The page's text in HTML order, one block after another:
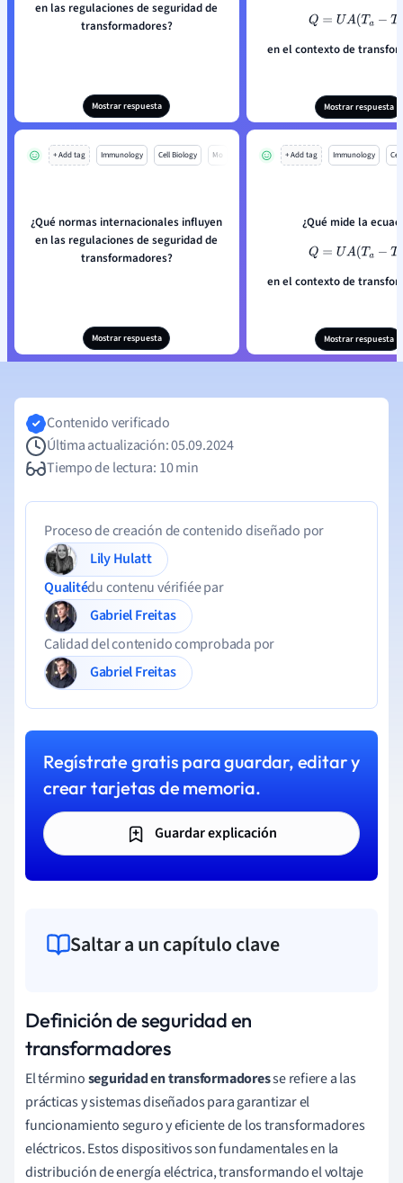
en las regulaciones de seguridad de
transformadores?
Mostrar respuesta
Q =UA(Ta− Tb )
en el contexto de
Mostrar respuesta
+ Add tag Immunology Cell Biology Mo
¿Qué normas internacionales influyen
en las regulaciones de seguridad de
transformadores?
Mostrar respuesta
+ Add tag Immunology
¿Qué mide la
Q =UA(Ta− Tb )
en el contexto de
Mostrar respuesta
Contenido verificado
Última actualización: 05.09.2024
Tiempo de lectura: 10 min
Proceso de creación de contenido diseñado por
Lily Hulatt
Qualitédu contenu vérifiée par
Gabriel Freitas
Calidad del contenido comprobada por
Gabriel Freitas
Regístrate gratis para guardar, editar y
crear tarjetas de memoria.
Guardar explicación
Saltar a un capítulo clave
Definición de seguridad en
transformadores
El términoseguridad en transformadoresse refiere a las
prácticas y sistemas diseñados para garantizar el
funcionamiento seguro y eficiente de los transformadores
eléctricos. Estos dispositivos son fundamentales en la
distribución de energía eléctrica, transformando el voltaje